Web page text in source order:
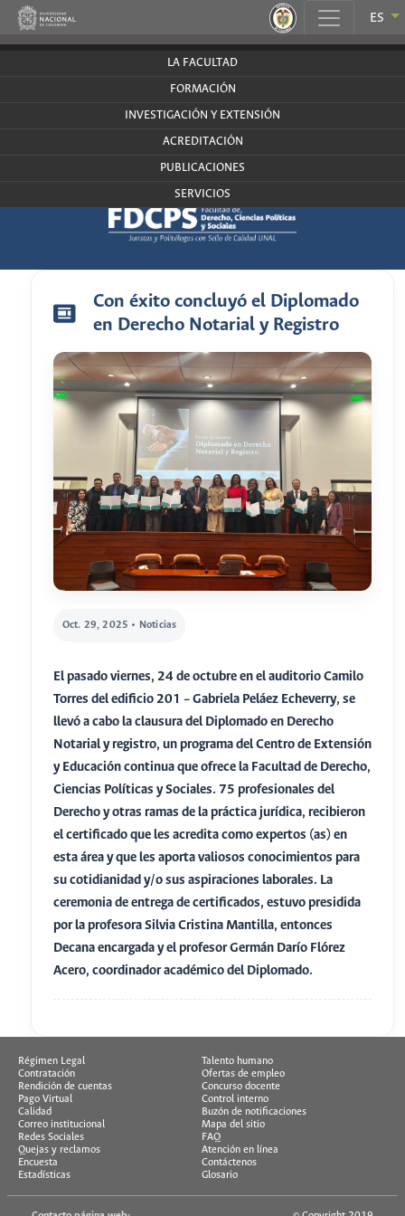
ES
LA FACULTAD
FORMACIÓN
INVESTIGACIÓN Y EXTENSIÓN
ACREDITACIÓN
PUBLICACIONES
SERVICIOS
Con éxito concluyó el Diplomado
en Derecho Notarial y Registro
Oct. 29, 2025 • Noticias
El pasado viernes, 24 de octubre en el auditorio Camilo
Torres del edificio 201 – Gabriela Peláez Echeverry, se
llevó a cabo la clausura del Diplomado en Derecho
Notarial y registro, un programa del Centro de Extensión
y Educación continua que ofrece la Facultad de Derecho,
Ciencias Políticas y Sociales. 75 profesionales del
Derecho y otras ramas de la práctica jurídica, recibieron
el certificado que les acredita como expertos (as) en
esta área y que les aporta valiosos conocimientos para
su cotidianidad y/o sus aspiraciones laborales. La
ceremonia de entrega de certificados, estuvo presidida
por la profesora Silvia Cristina Mantilla, entonces
Decana encargada y el profesor Germán Darío Flórez
Acero, coordinador académico del Diplomado.
Régimen Legal
Talento humano
Contratación
Ofertas de empleo
Rendición de cuentas
Concurso docente
Pago Virtual
Control interno
Calidad
Buzón de notificaciones
Correo institucional
Mapa del sitio
Redes Sociales
FAQ
Quejas y reclamos
Atención en línea
Encuesta
Contáctenos
Estadísticas
Glosario